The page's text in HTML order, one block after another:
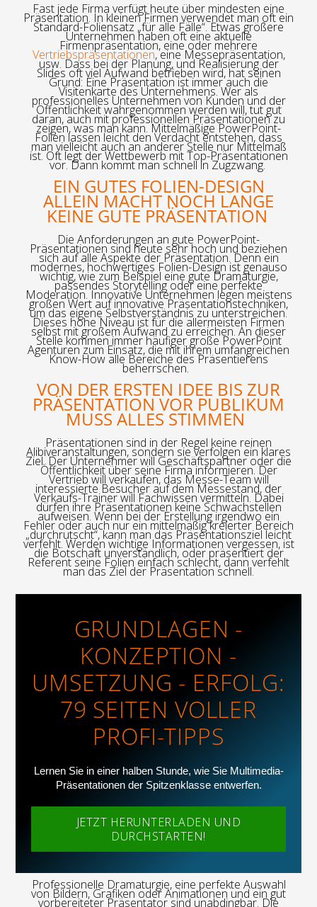
Fast jede Firma verfügt heute über mindesten eine
Präsentation. In kleinen Firmen verwendet man oft ein
Standard-Foliensatz „für alle Fälle“. Etwas größere
Unternehmen haben oft eine aktuelle
Firmenpräsentation, eine oder mehrere
Vertriebspräsentationen, eine Messepräsentation,
usw. Dass bei der Planung, und Realisierung der
Slides oft viel Aufwand betrieben wird, hat seinen
Grund: Eine Präsentation ist immer auch die
Visitenkarte des Unternehmens. Wer als
professionelles Unternehmen von Kunden und der
Öffentlichkeit wahrgenommen werden will, tut gut
daran, auch mit professionellen Präsentationen zu
zeigen, was man kann. Mittelmäßige PowerPoint-
Folien lassen leicht den Verdacht entstehen, dass
man vielleicht auch an anderer Stelle nur Mittelmaß
ist. Oft legt der Wettbewerb mit Top-Präsentationen
vor. Dann kommt man schnell in Zugzwang.
EIN GUTES FOLIEN-DESIGN
ALLEIN MACHT NOCH LANGE
KEINE GUTE PRÄSENTATION
Die Anforderungen an gute PowerPoint-
Präsentationen sind heute sehr hoch und beziehen
sich auf alle Aspekte der Präsentation. Denn ein
modernes, hochwertiges Folien-Design ist genauso
wichtig, wie zum Beispiel eine gute Dramaturgie,
passendes Storytelling oder eine perfekte
Moderation. Innovative Unternehmen legen meistens
großen Wert auf innovative Präsentationstechniken,
um das eigene Selbstverständnis zu unterstreichen.
Dieses hohe Niveau ist für die allermeisten Firmen
selbst mit großem Aufwand zu erreichen. An dieser
Stelle kommen immer häufiger große PowerPoint
Agenturen zum Einsatz, die mit ihrem umfangreichen
Know-How alle Bereiche des Präsentierens
beherrschen.
VON DER ERSTEN IDEE BIS ZUR
PRÄSENTATION VOR PUBLIKUM
MUSS ALLES STIMMEN
Präsentationen sind in der Regel keine reinen
Alibiveranstaltungen, sondern sie verfolgen ein klares
Ziel. Der Unternehmer will Geschäftspartner oder die
Öffentlichkeit über seine Firma informieren. Der
Vertrieb will verkaufen, das Messe-Team will
interessierte Besucher auf dem Messestand, der
Verkaufs-Trainer will Fachwissen vermitteln. Dabei
dürfen ihre Präsentationen keine Schwachstellen
aufweisen. Wenn bei der Erstellung irgendwo ein
Fehler oder auch nur ein mittelmäßig kreierter Bereich
„durchrutscht“, kann man das Präsentationsziel leicht
verfehlt. Werden wichtige Informationen vergessen, ist
die Botschaft unverständlich, oder präsentiert der
Referent seine Folien einfach schlecht, dann verfehlt
man das Ziel der Präsentation schnell.
GRUNDLAGEN -
KONZEPTION -
UMSETZUNG - ERFOLG:
79 SEITEN VOLLER
PROFI-TIPPS
Lernen Sie in einer halben Stunde, wie Sie Multimedia-
Präsentationen der Spitzenklasse entwerfen.
JETZT HERUNTERLADEN UND
DURCHSTARTEN!
Professionelle Dramaturgie, eine perfekte Auswahl
von Bildern, Grafiken oder Animationen und ein gut
vorbereiteter Präsentator sind unabdingbar. Die